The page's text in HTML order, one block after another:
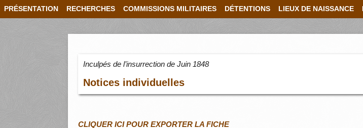
PRÉSENTATION RECHERCHES COMMISSIONS MILITAIRES DÉTENTIONS LIEUX DE NAISSANCE
Inculpés de l’insurrection de Juin 1848
Notices individuelles
CLIQUER ICI POUR EXPORTER LA FICHE